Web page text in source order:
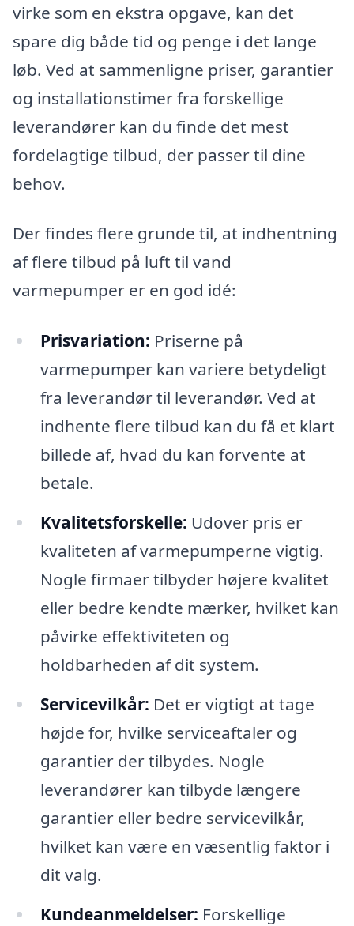
virke som en ekstra opgave, kan det
spare dig både tid og penge i det lange
løb. Ved at sammenligne priser, garantier
og installationstimer fra forskellige
leverandører kan du finde det mest
fordelagtige tilbud, der passer til dine
behov.
Der findes flere grunde til, at indhentning
af flere tilbud på luft til vand
varmepumper er en god idé:
Prisvariation: Priserne på
varmepumper kan variere betydeligt
fra leverandør til leverandør. Ved at
indhente flere tilbud kan du få et klart
billede af, hvad du kan forvente at
betale.
Kvalitetsforskelle: Udover pris er
kvaliteten af varmepumperne vigtig.
Nogle firmaer tilbyder højere kvalitet
eller bedre kendte mærker, hvilket kan
påvirke effektiviteten og
holdbarheden af dit system.
Servicevilkår: Det er vigtigt at tage
højde for, hvilke serviceaftaler og
garantier der tilbydes. Nogle
leverandører kan tilbyde længere
garantier eller bedre servicevilkår,
hvilket kan være en væsentlig faktor i
dit valg.
Kundeanmeldelser: Forskellige